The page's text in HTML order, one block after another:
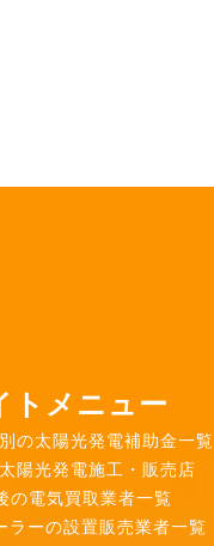
トメニュー
の太陽光発電補助金一覧
陽光発電施工・販売店
の電気買取業者一覧
ラーの設置販売業者一覧